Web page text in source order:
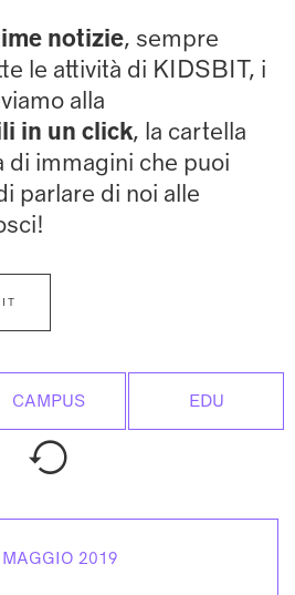
notizie, sempre
le attività di KIDSBIT, i
alla
in un click, la cartella
di immagini che puoi
parlare di noi alle
CAMPUS EDU
2019